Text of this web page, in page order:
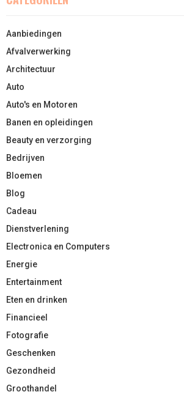
Aanbiedingen
Afvalverwerking
Architectuur
Auto
Auto's en Motoren
Banen en opleidingen
Beauty en verzorging
Bedrijven
Bloemen
Blog
Cadeau
Dienstverlening
Electronica en Computers
Energie
Entertainment
Eten en drinken
Financieel
Fotografie
Geschenken
Gezondheid
Groothandel